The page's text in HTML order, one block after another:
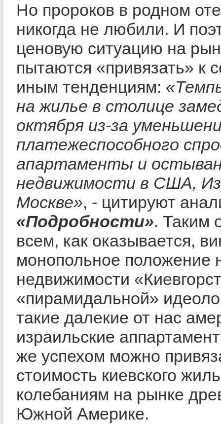
Но пророков в родном
никогда не любили. И
ценовую ситуацию на
пытаются «привязать» к
иным тенденциям:
на жилье в столице
октября из-за
платежеспособного
апартаменты и
недвижимости в США,
Москве», - цитируют
«Подробности». Таким
всем, как оказывается,
монопольное положение
недвижимости
«пирамидальной»
такие далекие от нас
израильские
же успехом можно
стоимость киевского
колебаниям на рынке
Южной Америке.